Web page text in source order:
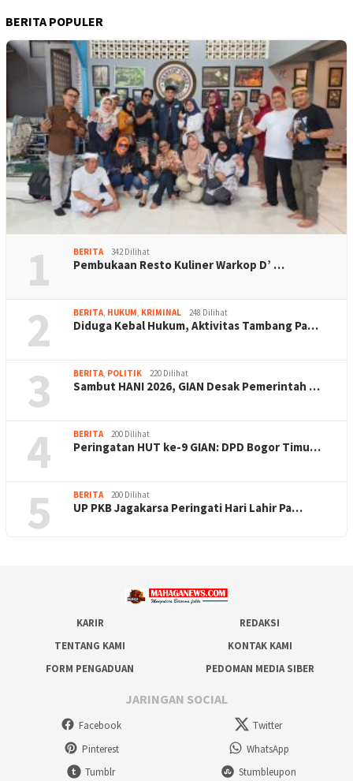
BERITA POPULER
1 BERITA 342 Dilihat
Pembukaan Resto Kuliner Warkop D’ …
2 BERITA HUKUM KRIMINAL 248 Dilihat
Diduga Kebal Hukum, Aktivitas Tambang Pa…
3 BERITA POLITIK 220 Dilihat
Sambut HANI 2026, GIAN Desak Pemerintah …
4 BERITA 200 Dilihat
Peringatan HUT ke-9 GIAN: DPD Bogor Timu…
5 BERITA 200 Dilihat
UP PKB Jagakarsa Peringati Hari Lahir Pa…
KARIR
REDAKSI
TENTANG KAMI
KONTAK KAMI
FORM PENGADUAN
PEDOMAN MEDIA SIBER
JARINGAN SOCIAL
Facebook
Twitter
Pinterest
WhatsApp
Tumblr
Stumbleupon